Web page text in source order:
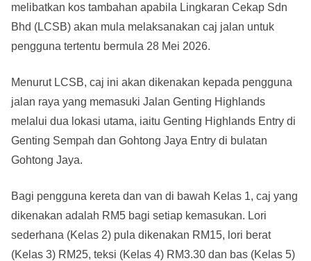
melibatkan kos tambahan apabila Lingkaran Cekap Sdn
Bhd (LCSB) akan mula melaksanakan caj jalan untuk
pengguna tertentu bermula 28 Mei 2026.
Menurut LCSB, caj ini akan dikenakan kepada pengguna
jalan raya yang memasuki Jalan Genting Highlands
melalui dua lokasi utama, iaitu Genting Highlands Entry di
Genting Sempah dan Gohtong Jaya Entry di bulatan
Gohtong Jaya.
Bagi pengguna kereta dan van di bawah Kelas 1, caj yang
dikenakan adalah RM5 bagi setiap kemasukan. Lori
sederhana (Kelas 2) pula dikenakan RM15, lori berat
(Kelas 3) RM25, teksi (Kelas 4) RM3.30 dan bas (Kelas 5)